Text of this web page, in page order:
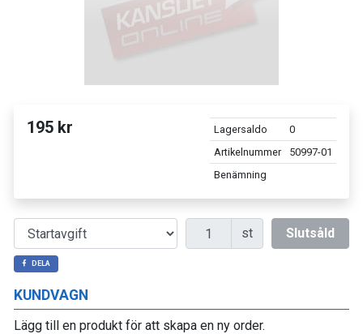
KUNDVAGN
Lägg till en produkt för att skapa en ny order.
195 kr Lagersaldo
0
Artikelnummer
50997-01
Benämning
Antal st Slutsåld
DELA